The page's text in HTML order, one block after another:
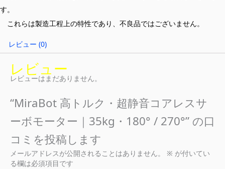
す。
これらは製造工程上の特性であり、不良品ではございません。
レビュー (0)
レビュー
レビューはまだありません。
“MiraBot 高トルク・超静音コアレスサ
ーボモーター｜35kg・180° / 270°” の口
コミを投稿します
メールアドレスが公開されることはありません。 ※ が付いてい
る欄は必須項目です